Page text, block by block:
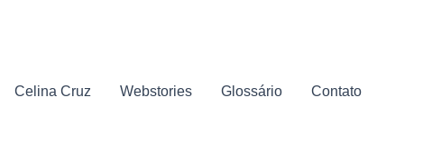
Celina Cruz Webstories Glossário Contato